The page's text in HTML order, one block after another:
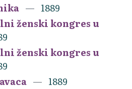
1889
ženski kongres u
ženski kongres u
1889